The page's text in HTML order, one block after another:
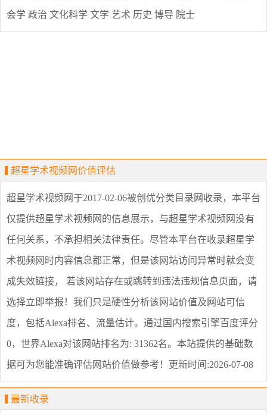
会学 政治 文化科学 文学 艺术 历史 博导 院士
超星学术视频网价值评估
超星学术视频网 于2017-02-06被创优分类目录网收录，本平台
仅提供超星学术视频网 的信息展示，与超星学术视频网没有
任何关系，不承担相关法律责任。尽管本平台在收录超星学
术视频网 时内容信息都正常，但是该网站访问异常时就会变
成失效链接， 若该网站存在或跳转到违法违规信息页面，请
选择立即举报 ！我们只是硬性分析该网站价值及网站可信
度，包括Alexa排名、流量估计。通过国内搜索引擎百度评分
0，世界Alexa对该网站排名为: 31362名。本站提供的基础数
据可为您能准确评估网站价值做参考！ 更新时间:2026-07-08
最新收录